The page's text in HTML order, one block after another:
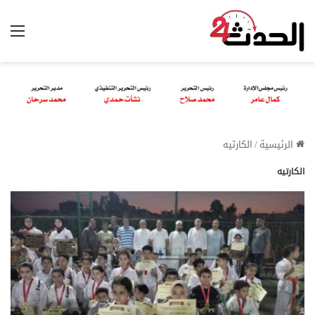
الرئيسية/الكارتيه
الكارتيه